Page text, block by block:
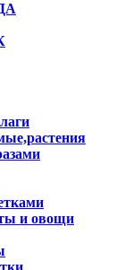
и овощи